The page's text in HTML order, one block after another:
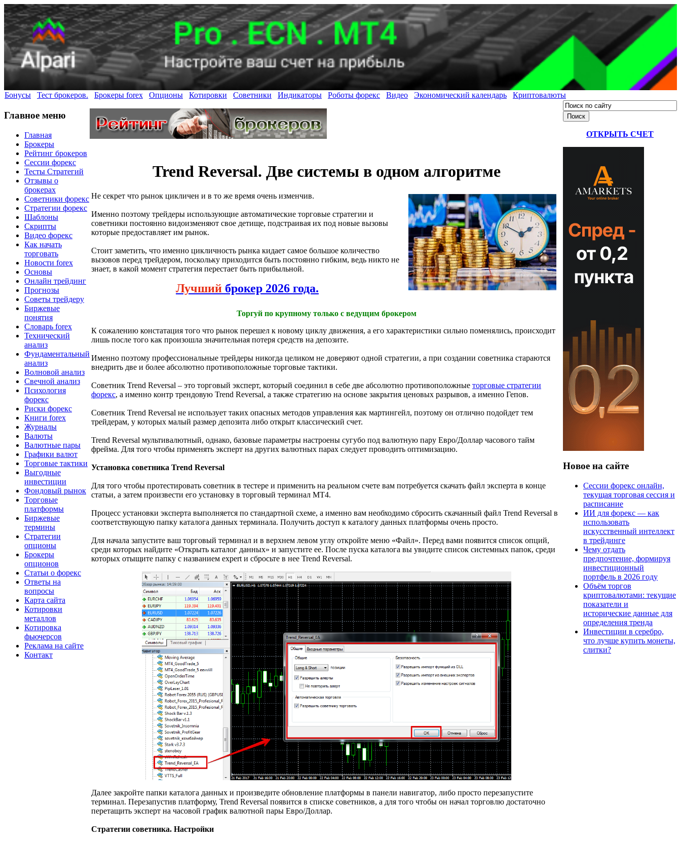
Бонусы Тест брокеров. Брокеры forex Опционы Котировки Советники Индикаторы Роботы форекс Видео Экономический календарь Криптовалюты
Главное меню
Главная
Брокеры
Рейтинг брокеров
Сессии форекс
Тесты Стратегий
Отзывы о
брокерах
Советники форекс
Стратегии форекс
Шаблоны
Скрипты
Видео форекс
Как начать
торговать
Новости forex
Основы
Онлайн трейдинг
Прогнозы
Советы трейдеру
Биржевые
понятия
Словарь forex
Технический
анализ
Фундаментальный
анализ
Волновой анализ
Свечной анализ
Психология
форекс
Риски форекс
Книги forex
Журналы
Валюты
Валютные пары
Графики валют
Торговые тактики
Выгодные
инвестиции
Фондовый рынок
Торговые
платформы
Биржевые
термины
Стратегии
опционы
Брокеры
опционов
Статьи о форекс
Ответы на
вопросы
Карта сайта
Котировки
металлов
Котировка
фьючерсов
Реклама на сайте
Контакт
Trend Reversal. Две системы в одном алгоритме
Не секрет что рынок цикличен и в то же время очень изменчив.
Именно поэтому трейдеры использующие автоматические торговые стратегии и
советники постоянно видоизменяют свое детище, подстраивая их под новые вызовы
которые предоставляет им рынок.
Стоит заметить, что именно цикличность рынка кидает самое большое количество
вызовов перед трейдером, поскольку приходится быть постоянно гибким, ведь никто не
знает, в какой момент стратегия перестает быть прибыльной.
Лучший брокер 2026 года.
Торгуй по крупному только с ведущим брокером
К сожалению констатация того что рынок перешел к новому циклу движения, а его характеристики сильно поменялись, происходит
лишь после того как произошла значительная потеря средств на депозите.
Именно поэтому профессиональные трейдеры никогда целиком не доверяют одной стратегии, а при создании советника стараются
внедрить две и более абсолютно противоположные торговые тактики.
Советник Trend Reversal – это торговый эксперт, который соединил в себе две абсолютно противоположные торговые стратегии
форекс, а именно контр трендовую Trend Reversal, а также стратегию на основе закрытия ценовых разрывов, а именно Гепов.
Советник Trend Reversal не использует таких опасных методов управления как мартингейл, поэтому он отлично подойдет тем
трейдерам, у которых малый размер депозита либо открыт классический счет.
Trend Reversal мультивалютный, однако, базовые параметры настроены сугубо под валютную пару Евро/Доллар часового тайм
фрейма. Для того чтобы применять эксперт на других валютных парах следует проводить оптимизацию.
Установка советника Trend Reversal
Для того чтобы протестировать советник в тестере и применить на реальном счете вам потребуется скачать файл эксперта в конце
статьи, а затем произвести его установку в торговый терминал МТ4.
Процесс установки эксперта выполняется по стандартной схеме, а именно вам необходимо сбросить скачанный файл Trend Reversal в
соответствующую папку каталога данных терминала. Получить доступ к каталогу данных платформы очень просто.
Для начала запустите ваш торговый терминал и в верхнем левом углу откройте меню «Файл». Перед вами появится список опций,
среди которых найдите «Открыть каталог данных» и запустите ее. После пуска каталога вы увидите список системных папок, среди
которых отыщите папку с названием expert и сбросьте в нее Trend Reversal.
Далее закройте папки каталога данных и произведите обновление платформы в панели навигатор, либо просто перезапустите
терминал. Перезапустив платформу, Trend Reversal появится в списке советников, а для того чтобы он начал торговлю достаточно
перетащить эксперт на часовой график валютной пары Евро/Доллар.
Стратегии советника. Настройки
ОТКРЫТЬ СЧЕТ
Новое на сайте
Сессии форекс онлайн,
текущая торговая сессия и
расписание
ИИ для форекс — как
использовать
искусственный интеллект
в трейдинге
Чему отдать
предпочтение, формируя
инвестиционный
портфель в 2026 году
Объём торгов
криптовалютами: текущие
показатели и
исторические данные для
определения тренда
Инвестиции в серебро,
что лучше купить монеты,
слитки?